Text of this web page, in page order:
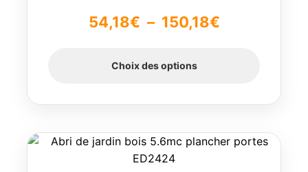
54,18€ – 150,18€Plage
150,18€
Choix des options